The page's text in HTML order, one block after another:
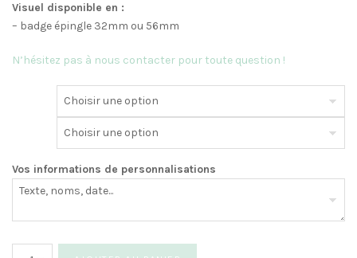
Visuel disponible en :
– badge épingle 32mm ou 56mm
N’hésitez pas à nous contacter pour toute question !
Vos informations de personnalisations